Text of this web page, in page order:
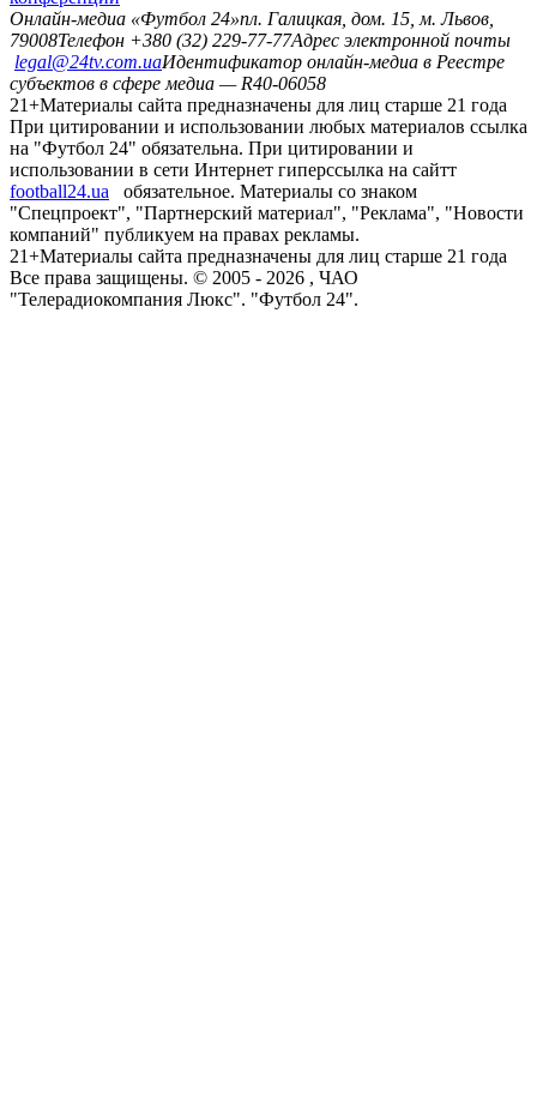
Онлайн-медиа «Футбол 24»пл. Галицкая, дом. 15, м. Львов,
79008Телефон +380 (32) 229-77-77Адрес электронной почты
legal@24tv.com.uaИдентификатор онлайн-медиа в Реестре
субъектов в сфере медиа — R40-06058
21+Материалы сайта предназначены для лиц старше 21 года
При цитировании и использовании любых материалов ссылка
на "Футбол 24" обязательна. При цитировании и
использовании в сети Интернет гиперссылка на сайтт
football24.ua
обязательное. Материалы со знаком
"Спецпроект", "Партнерский материал", "Реклама", "Новости
компаний" публикуем на правах рекламы.
21+Материалы сайта предназначены для лиц старше 21 года
Все права защищены. © 2005 - 2026 , ЧАО
"Телерадиокомпания Люкс". "Футбол 24".